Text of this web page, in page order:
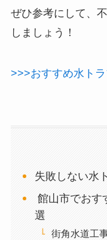
ぜひ参考にして、
しましょう！
>>>おすすめ水ト
失敗しない水
館山市でおす
選
街角水道工